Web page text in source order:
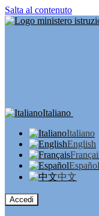
Salta al contenuto
Italiano
Italiano
English
Español
中文
Accedi